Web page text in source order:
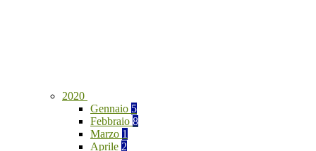
2020
Gennaio 5
Febbraio 8
Marzo 1
Aprile 2